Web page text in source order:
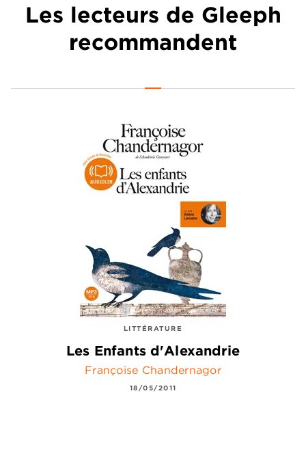
Les lecteurs de Gleeph
recommandent
LITTÉRATURE
Les Enfants d'Alexandrie
Françoise Chandernagor
18/05/2011